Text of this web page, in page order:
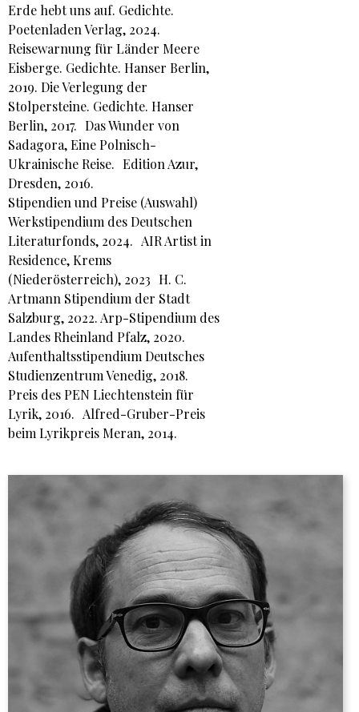
Erde hebt uns auf. Gedichte.
Poetenladen Verlag, 2024.
Reisewarnung für Länder Meere
Eisberge. Gedichte. Hanser Berlin,
2019. Die Verlegung der
Stolpersteine. Gedichte. Hanser
Berlin, 2017. Das Wunder von
Sadagora, Eine Polnisch-
Ukrainische Reise. Edition Azur,
Dresden, 2016.
Stipendien und Preise (Auswahl)
Werkstipendium des Deutschen
Literaturfonds, 2024. AIR Artist in
Residence, Krems
(Niederösterreich), 2023 H. C.
Artmann Stipendium der Stadt
Salzburg, 2022. Arp-Stipendium des
Landes Rheinland Pfalz, 2020.
Aufenthaltsstipendium Deutsches
Studienzentrum Venedig, 2018.
Preis des PEN Liechtenstein für
Lyrik, 2016. Alfred-Gruber-Preis
beim Lyrikpreis Meran, 2014.